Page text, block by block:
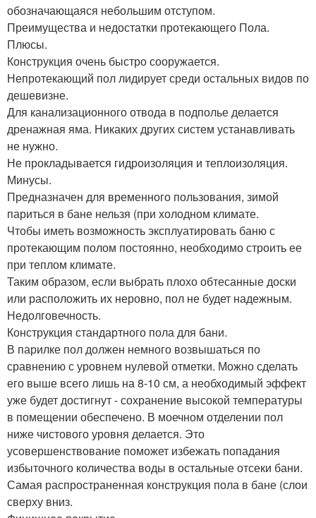
обозначающаяся небольшим отступом.
Преимущества и недостатки протекающего Пола.
Плюсы.
Конструкция очень быстро сооружается.
Непротекающий пол лидирует среди остальных видов по
дешевизне.
Для канализационного отвода в подполье делается
дренажная яма. Никаких других систем устанавливать
не нужно.
Не прокладывается гидроизоляция и теплоизоляция.
Минусы.
Предназначен для временного пользования, зимой
париться в бане нельзя (при холодном климате.
Чтобы иметь возможность эксплуатировать баню с
протекающим полом постоянно, необходимо строить ее
при теплом климате.
Таким образом, если выбрать плохо обтесанные доски
или расположить их неровно, пол не будет надежным.
Недолговечность.
Конструкция стандартного пола для бани.
В парилке пол должен немного возвышаться по
сравнению с уровнем нулевой отметки. Можно сделать
его выше всего лишь на 8-10 см, а необходимый эффект
уже будет достигнут - сохранение высокой температуры
в помещении обеспечено. В моечном отделении пол
ниже чистового уровня делается. Это
усовершенствование поможет избежать попадания
избыточного количества воды в остальные отсеки бани.
Самая распространенная конструкция пола в бане (слои
сверху вниз.